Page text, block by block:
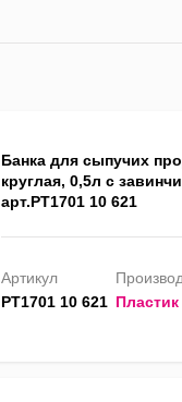
Банка для сыпучих
круглая, 0,5л с
арт.PT1701 10 621
Артикул
PT1701 10 621